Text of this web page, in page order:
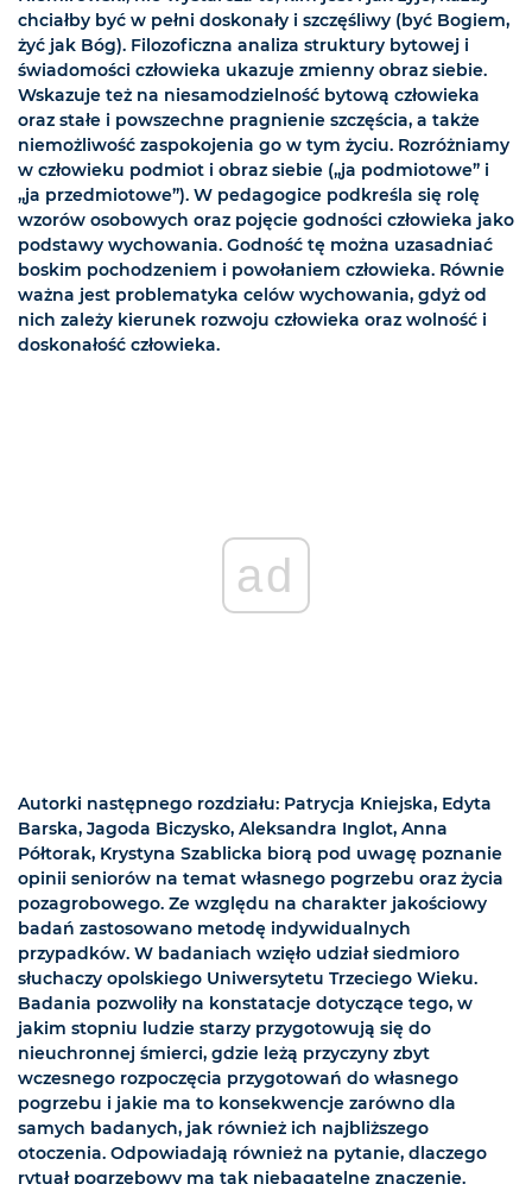
chciałby być w pełni doskonały i szczęśliwy (być Bogiem,
żyć jak Bóg). Filozoficzna analiza struktury bytowej i
świadomości człowieka ukazuje zmienny obraz siebie.
Wskazuje też na niesamodzielność bytową człowieka
oraz stałe i powszechne pragnienie szczęścia, a także
niemożliwość zaspokojenia go w tym życiu. Rozróżniamy
w człowieku podmiot i obraz siebie („ja podmiotowe” i
„ja przedmiotowe”). W pedagogice podkreśla się rolę
wzorów osobowych oraz pojęcie godności człowieka jako
podstawy wychowania. Godność tę można uzasadniać
boskim pochodzeniem i powołaniem człowieka. Równie
ważna jest problematyka celów wychowania, gdyż od
nich zależy kierunek rozwoju człowieka oraz wolność i
doskonałość człowieka.
ad
Autorki następnego rozdziału: Patrycja Kniejska, Edyta
Barska, Jagoda Biczysko, Aleksandra Inglot, Anna
Półtorak, Krystyna Szablicka biorą pod uwagę poznanie
opinii seniorów na temat własnego pogrzebu oraz życia
pozagrobowego. Ze względu na charakter jakościowy
badań zastosowano metodę indywidualnych
przypadków. W badaniach wzięło udział siedmioro
słuchaczy opolskiego Uniwersytetu Trzeciego Wieku.
Badania pozwoliły na konstatacje dotyczące tego, w
jakim stopniu ludzie starzy przygotowują się do
nieuchronnej śmierci, gdzie leżą przyczyny zbyt
wczesnego rozpoczęcia przygotowań do własnego
pogrzebu i jakie ma to konsekwencje zarówno dla
samych badanych, jak również ich najbliższego
otoczenia. Odpowiadają również na pytanie, dlaczego
rytuał pogrzebowy ma tak niebagatelne znaczenie.